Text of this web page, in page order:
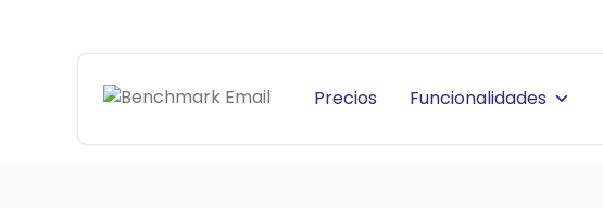
Precios Funcionalidades